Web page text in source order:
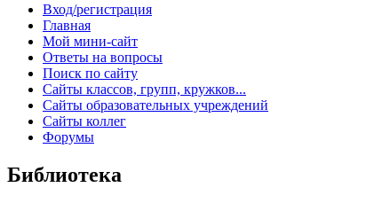
Вход/регистрация
Главная
Мой мини-сайт
Ответы на вопросы
Поиск по сайту
Сайты классов, групп, кружков...
Сайты образовательных учреждений
Сайты коллег
Форумы
Библиотека